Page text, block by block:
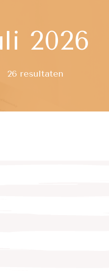
2026
26 resultaten